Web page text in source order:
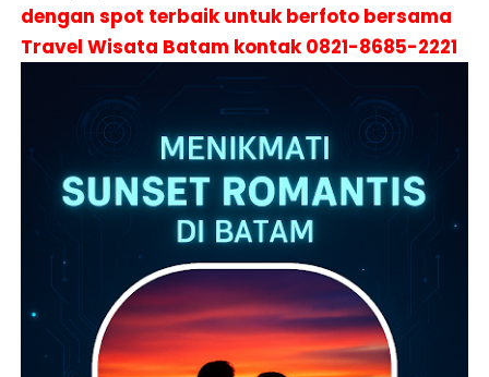
dengan spot terbaik untuk berfoto bersama
Travel Wisata Batam kontak0821-8685-2221